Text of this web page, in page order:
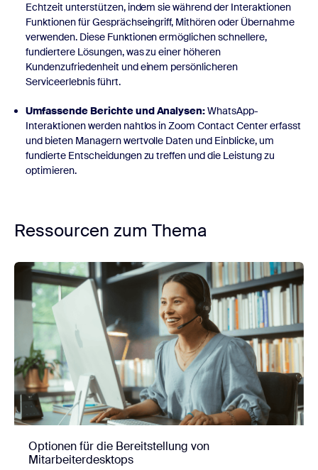
Echtzeit unterstützen, indem sie während der Interaktionen
Funktionen für Gesprächseingriff, Mithören oder Übernahme
verwenden. Diese Funktionen ermöglichen schnellere,
fundiertere Lösungen, was zu einer höheren
Kundenzufriedenheit und einem persönlicheren
Serviceerlebnis führt.
Umfassende Berichte und Analysen:WhatsApp-
Interaktionen werden nahtlos in Zoom Contact Center erfasst
und bieten Managern wertvolle Daten und Einblicke, um
fundierte Entscheidungen zu treffen und die Leistung zu
optimieren.
Ressourcen zum Thema
Optionen für die Bereitstellung von
Mitarbeiterdesktops